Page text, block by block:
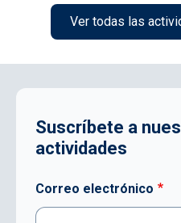
Ver todas las
Suscríbete a
actividades
Correo electrónico